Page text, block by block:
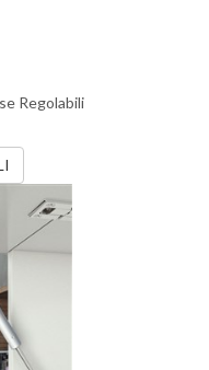
Regolabili